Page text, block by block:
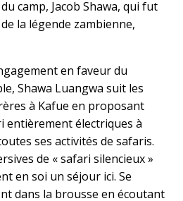
camp, Jacob Shawa, qui fut
la légende zambienne,
en faveur du
Shawa Luangwa suit les
à Kafue en proposant
entièrement électriques à
ses activités de safaris.
de « safari silencieux »
en soi un séjour ici. Se
dans la brousse en écoutant